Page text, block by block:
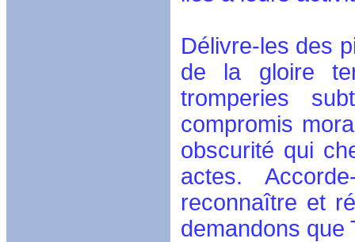
Délivre-les des
de la gloire
tromperies
compromis
obscurité qui
actes.
reconnaître et
demandons que